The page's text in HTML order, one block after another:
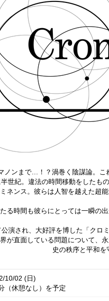
ノンまで…！？渦巻く陰謀論。こ
世紀。違法の時間移動をしたも
ネンス。彼らは人智を越えた超
る時間も彼らにとっては一瞬の
演され、大好評を博した「ク
が直面している問題について、
史の秩序と平和
10/02 (日)
（休憩なし）を予定